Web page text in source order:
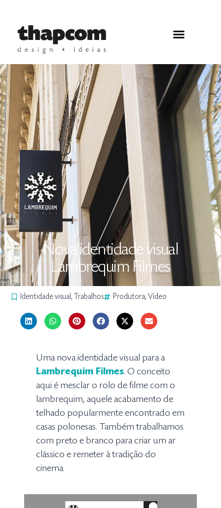
Nova identidade visual
Lambrequim Filmes
Identidade visual , Trabalhos Produtora,Vídeo
Uma nova identidade visual para a
Lambrequim Filmes. O conceito
aqui é mesclar o rolo de filme com o
lambrequim, aquele acabamento de
telhado popularmente encontrado em
casas polonesas. Também trabalhamos
com preto e branco para criar um ar
clássico e remeter à tradição do
cinema.